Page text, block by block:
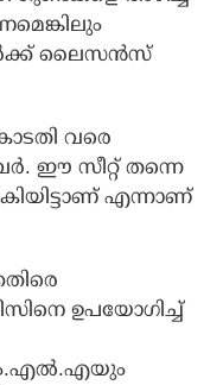
ലൈസന്‍സ്
വരെ
ഈ സീറ്റ് തന്നെ
എന്നാണ്
ഉപയോഗിച്ച്